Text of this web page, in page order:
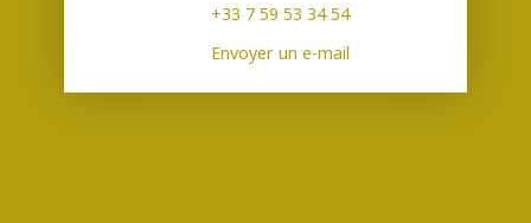
+33 7 59 53 34 54
Envoyer un e-mail